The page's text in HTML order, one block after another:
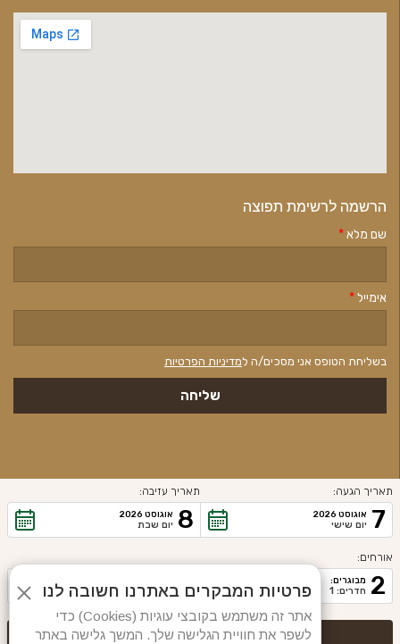
הרשמה לרשימת תפוצה
שם מלא*
אימייל*
בשליחת הטופס אני מסכים/ה למדיניות הפרטיות
האתר מנוהל ע"יProper/a>
2020 © כל הזכויות שמורות. כפר הנופש נופי הבשן |
פרטיות המבקרים באתרנו חשובה לנו
אתר זה משתמש בקובצי עוגיות (Cookies) כדי
לשפר את חוויית הגלישה שלך. המשך גלישה באתר
תאריך הגעה:
7 אוגוסט 2026
יום שישי
תאריך עזיבה:
8 אוגוסט 2026
יום שבת
אורחים:
2 מבוגרים:
חדרים: 1